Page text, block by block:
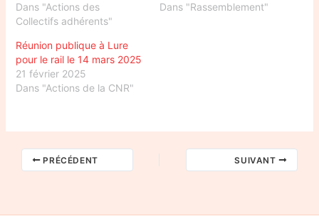
Dans "Actions des
Collectifs adhérents"
Dans "Rassemblement"
Réunion publique à Lure
pour le rail le 14 mars 2025
21 février 2025
Dans "Actions de la CNR"
PRÉCÉDENT SUIVANT